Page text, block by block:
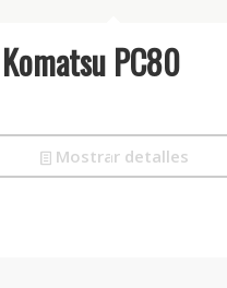
Komatsu PC80
Mostrar detalles